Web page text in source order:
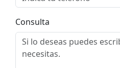
Consulta